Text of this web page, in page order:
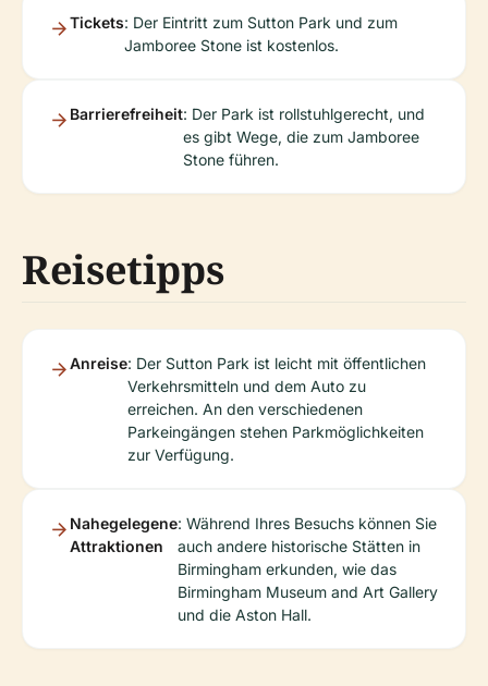
Tickets: Der Eintritt zum Sutton Park und zum
Jamboree Stone ist kostenlos.
Barrierefreiheit: Der Park ist rollstuhlgerecht, und
es gibt Wege, die zum Jamboree
Stone führen.
Reisetipps
Anreise: Der Sutton Park ist leicht mit öffentlichen
Verkehrsmitteln und dem Auto zu
erreichen. An den verschiedenen
Parkeingängen stehen Parkmöglichkeiten
zur Verfügung.
Nahegelegene
Attraktionen
: Während Ihres Besuchs können Sie
auch andere historische Stätten in
Birmingham erkunden, wie das
Birmingham Museum and Art Gallery
und die Aston Hall.